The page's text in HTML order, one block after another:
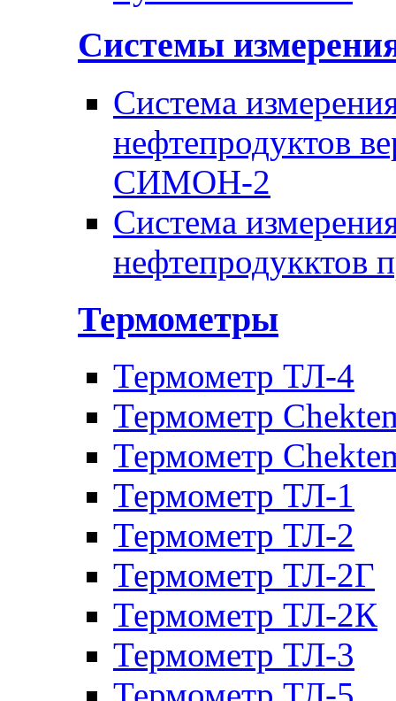
Системы
Система
нефтепродуктов
СИМОН-2
Система
Термометры
Термометр ТЛ-4
Термометр
Термометр
Термометр ТЛ-1
Термометр ТЛ-2
Термометр ТЛ-2Г
Термометр ТЛ-2К
Термометр ТЛ-3